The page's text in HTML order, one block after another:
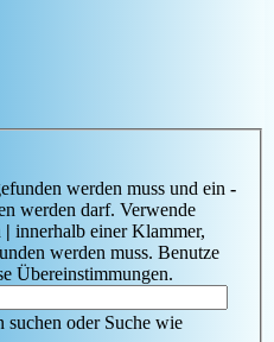
werden muss und ein -
werden darf. Verwende
| innerhalb einer Klammer,
werden muss. Benutze
Übereinstimmungen.
oder Suche wie